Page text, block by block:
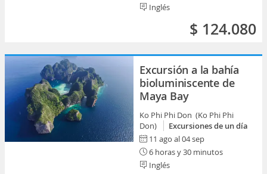
Inglés
$ 124.080
Excursión a la bahía
bioluminiscente de
Maya Bay
Ko Phi Phi Don (Ko Phi Phi
Don)
Excursiones de un día
11 ago al 04 sep
6 horas y 30 minutos
Inglés